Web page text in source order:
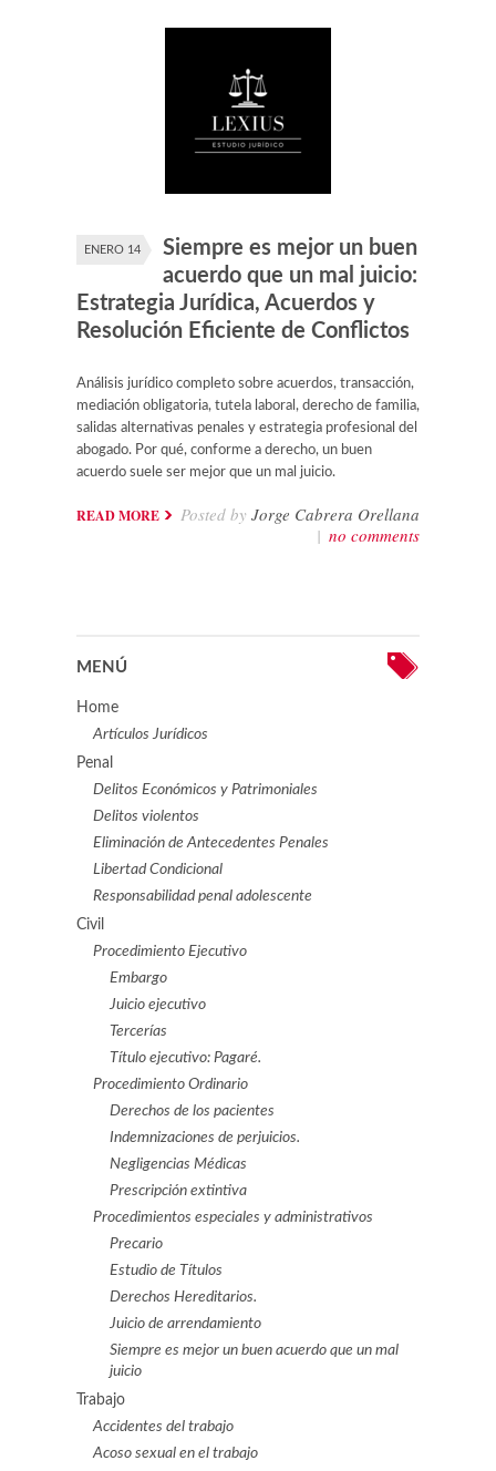
ENERO 14
Siempre es mejor un buen
acuerdo que un mal juicio:
Estrategia Jurídica, Acuerdos y
Resolución Eficiente de Conflictos
Análisis jurídico completo sobre acuerdos, transacción,
mediación obligatoria, tutela laboral, derecho de familia,
salidas alternativas penales y estrategia profesional del
abogado. Por qué, conforme a derecho, un buen
acuerdo suele ser mejor que un mal juicio.
READ MORE Posted by Jorge Cabrera Orellana
| no comments
MENÚ
Home
Artículos Jurídicos
Penal
Delitos Económicos y Patrimoniales
Delitos violentos
Eliminación de Antecedentes Penales
Libertad Condicional
Responsabilidad penal adolescente
Civil
Procedimiento Ejecutivo
Embargo
Juicio ejecutivo
Tercerías
Título ejecutivo: Pagaré.
Procedimiento Ordinario
Derechos de los pacientes
Indemnizaciones de perjuicios.
Negligencias Médicas
Prescripción extintiva
Procedimientos especiales y administrativos
Precario
Estudio de Títulos
Derechos Hereditarios.
Juicio de arrendamiento
Siempre es mejor un buen acuerdo que un mal
juicio
Trabajo
Accidentes del trabajo
Acoso sexual en el trabajo